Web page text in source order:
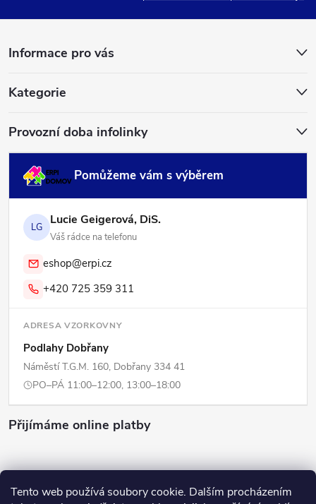
Tento web používá soubory cookie. Dalším procházením
a
Informace pro vás
Kategorie
Provozní doba infolinky
Pomůžeme vám s výběrem
LG Lucie Geigerová, DiS.
Váš rádce na telefonu
eshop@erpi.cz
+420 725 359 311
ADRESA VZORKOVNY
Podlahy Dobřany
Náměstí T.G.M. 160, Dobřany 334 41
PO–PÁ 11:00–12:00, 13:00–18:00
Přijímáme online platby